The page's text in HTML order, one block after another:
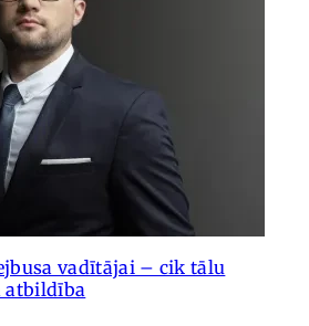
vadītājai – cik tālu
atbildība